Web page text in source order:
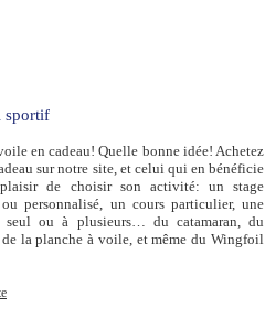
sportif
en cadeau! Quelle bonne idée! Achetez
sur notre site, et celui qui en bénéficie
de choisir son activité: un stage
personnalisé, un cours particulier, une
seul ou à plusieurs… du catamaran, du
la planche à voile, et même du Wingfoil